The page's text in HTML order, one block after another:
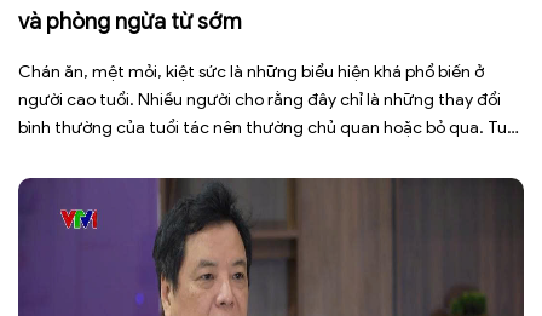
và phòng ngừa từ sớm
Chán ăn, mệt mỏi, kiệt sức là những biểu hiện khá phổ biến ở
người cao tuổi. Nhiều người cho rằng đây chỉ là những thay đổi
bình thường của tuổi tác nên thường chủ quan hoặc bỏ qua. Tuy
báo cho […]